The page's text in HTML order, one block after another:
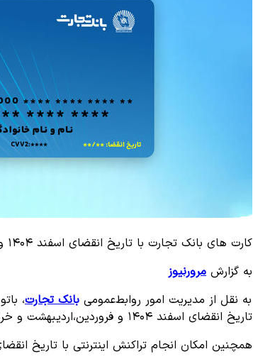
کارت های بانک تجارت با تاریخ انقضای اسفند ۱۴۰۴ و فروردین ،اردیبهشت و خرداد ماه ۱۴۰۵ به مدت سه ماه تمدید شد.
به گزارش مرورنیوز
به نقل از مدیریت امور روابط‌عمومی بانک تجارت،
تاریخ انقضای اسفند ۱۴۰۴ و فروردین،اردیبهشت و خرداد ماه ۱۴۰۵ به مدت سه ماه تمدید شد.
همچنین امکان انجام تراکنش اینترنتی با تاریخ